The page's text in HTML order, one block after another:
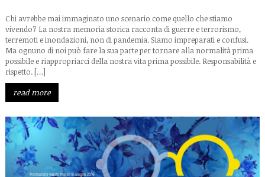
Chi avrebbe mai immaginato uno scenario come quello che stiamo
vivendo? La nostra memoria storica racconta di guerre e terrorismo,
terremoti e inondazioni, non di pandemia. Siamo impreparati e confusi.
Ma ognuno di noi può fare la sua parte per tornare alla normalità prima
possibile e riappropriarci della nostra vita prima possibile. Responsabilità e
rispetto. […]
read more